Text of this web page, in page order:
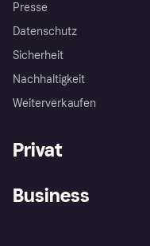
Presse
Datenschutz
Sicherheit
Nachhaltigkeit
Weiterverkaufen
Privat
Business